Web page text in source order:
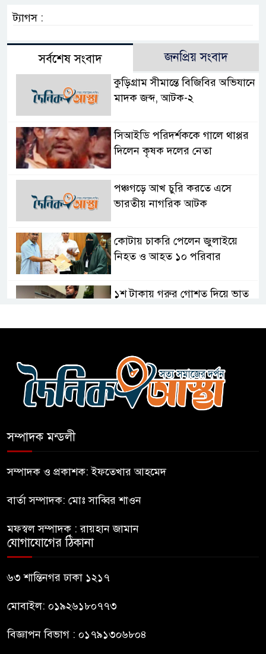
ট্যাগস :
সর্বশেষ সংবাদ জনপ্রিয় সংবাদ
কুড়িগ্রাম সীমান্তে বিজিবির অভিযানে
মাদক জব্দ, আটক-২
সিআইডি পরিদর্শককে গালে থাপ্পর
দিলেন কৃষক দলের নেতা
পঞ্চগড়ে আখ চুরি করতে এসে
ভারতীয় নাগরিক আটক
কোটায় চাকরি পেলেন জুলাইয়ে
নিহত ও আহত ১০ পরিবার
১শ টাকায় গরুর গোশত দিয়ে ভাত
নেব: প্রধানমন্ত্রী
পঞ্চগড়ে আখ চুরি করতে এসে
ভারতীয় নাগরিক আটক
কুদ্দুসের বাড়িতে হামলা-ভাঙচুর
দীর্ঘ প্রতীক্ষা ও জল্পনা কল্পনার পর
গঠন
সম্পাদক মন্ডলী
সম্পাদক ও প্রকাশক: ইফতেখার আহমেদ
বার্তা সম্পাদক: মোঃ সাব্বির শাওন
মফস্বল সম্পাদক : রায়হান জামান
যোগাযোগের ঠিকানা
৬৩ শান্তিনগর ঢাকা ১২১৭
মোবাইল: ০১৯২৬১৮০৭৭৩
বিজ্ঞাপন বিভাগ : ০১৭৯১৩০৬৮০৪